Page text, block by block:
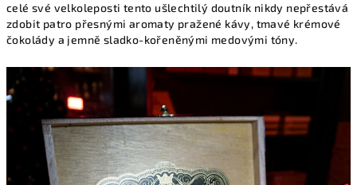
celé své velkoleposti tento ušlechtilý doutník nikdy nepřestává
zdobit patro přesnými aromaty pražené kávy, tmavé krémové
čokolády a jemně sladko-kořeněnými medovými tóny.